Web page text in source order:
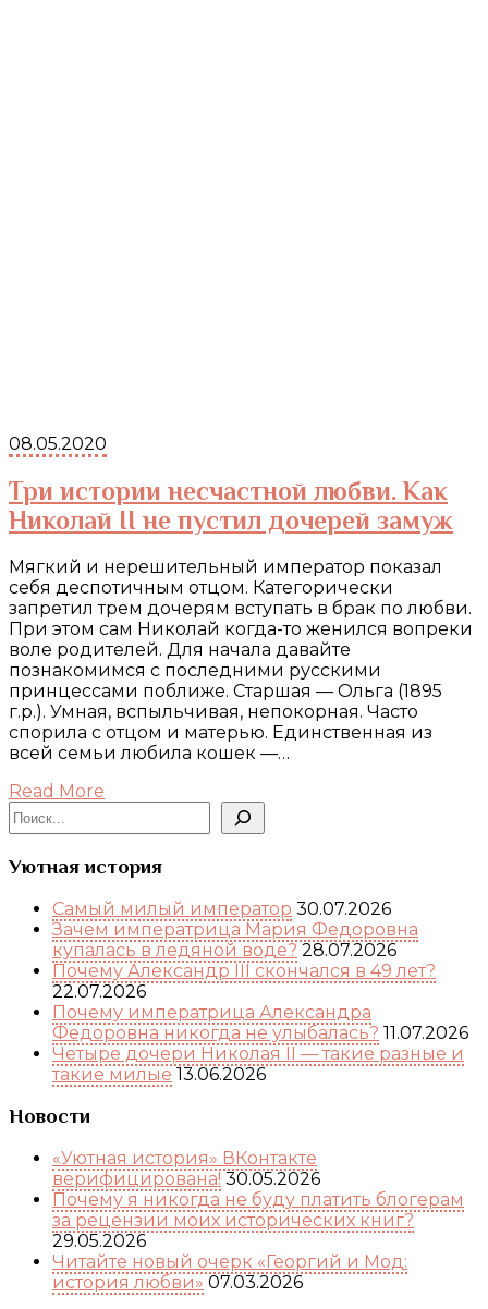
08.05.2020
Три истории несчастной любви. Как
Николай II не пустил дочерей замуж
Мягкий и нерешительный император показал
себя деспотичным отцом. Категорически
запретил трем дочерям вступать в брак по любви.
При этом сам Николай когда-то женился вопреки
воле родителей. Для начала давайте
познакомимся с последними русскими
принцессами поближе. Старшая — Ольга (1895
г.р.). Умная, вспыльчивая, непокорная. Часто
спорила с отцом и матерью. Единственная из
всей семьи любила кошек —…
Read More
Поиск
Уютная история
Самый милый император 30.07.2026
Зачем императрица Мария Федоровна
купалась в ледяной воде? 28.07.2026
Почему Александр III скончался в 49 лет?
22.07.2026
Почему императрица Александра
Федоровна никогда не улыбалась? 11.07.2026
Четыре дочери Николая II — такие разные и
такие милые 13.06.2026
Новости
«Уютная история» ВКонтакте
верифицирована! 30.05.2026
Почему я никогда не буду платить блогерам
за рецензии моих исторических книг?
29.05.2026
Читайте новый очерк «Георгий и Мод:
история любви» 07.03.2026